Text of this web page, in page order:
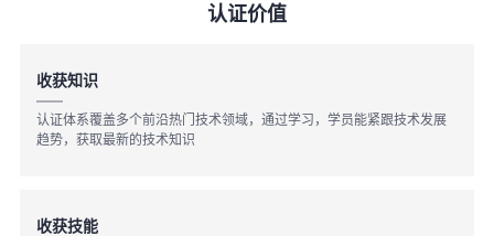
能
的
我
证
看
多
认证价值
收获知识
认证体系覆盖多个前沿热门技术领域，通过学习，学员能紧跟技术发展
趋势，获取最新的技术知识
收获技能